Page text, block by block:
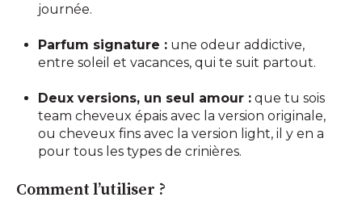
journée.
Parfum signature : une odeur addictive,
entre soleil et vacances, qui te suit partout.
Deux versions, un seul amour : que tu sois
team cheveux épais avec la version originale,
ou cheveux fins avec la version light, il y en a
pour tous les types de crinières.
Comment l’utiliser ?